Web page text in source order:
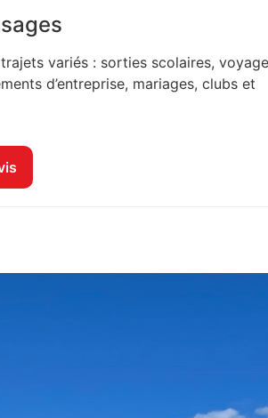
variés : sorties scolaires,
d’entreprise, mariages, clubs et